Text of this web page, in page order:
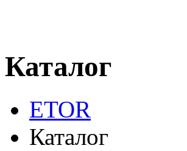
Каталог
ETOR
Каталог